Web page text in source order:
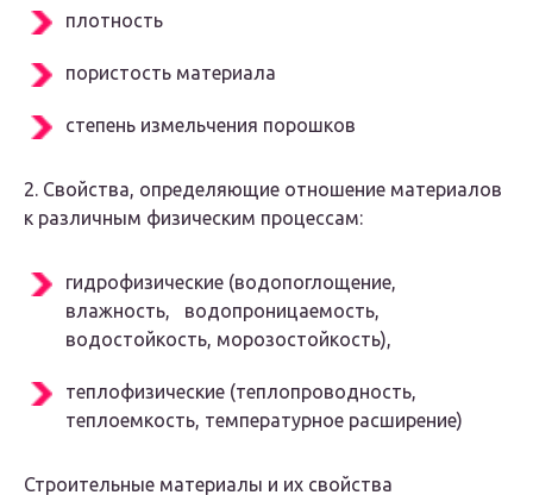
плотность
пористость материала
степень измельчения порошков
2. Свойства, определяющие отношение материалов
к различным физическим процессам:
гидрофизические (водопоглощение,
влажность, водопроницаемость,
водостойкость, морозостойкость),
теплофизические (теплопроводность,
теплоемкость, температурное расширение)
Строительные материалы и их свойства